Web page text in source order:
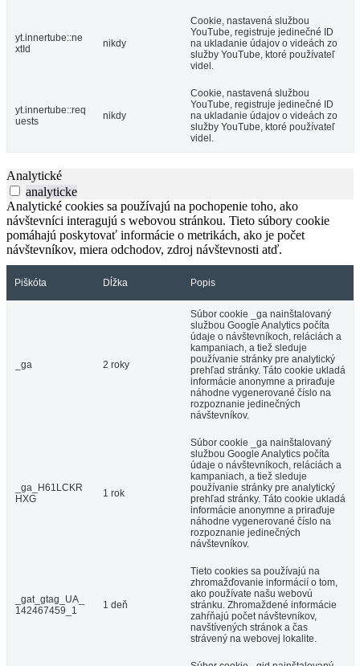
yt.innertube::ne
xtId
nikdy
Cookie, nastavená službou
YouTube, registruje jedinečné ID
na ukladanie údajov o videách zo
služby YouTube, ktoré používateľ
videl.
yt.innertube::req
uests
nikdy
Cookie, nastavená službou
YouTube, registruje jedinečné ID
na ukladanie údajov o videách zo
služby YouTube, ktoré používateľ
videl.
Analytické
analyticke
Analytické cookies sa používajú na pochopenie toho, ako
návštevníci interagujú s webovou stránkou. Tieto súbory cookie
pomáhajú poskytovať informácie o metrikách, ako je počet
návštevníkov, miera odchodov, zdroj návštevnosti atď.
Piškóta Dĺžka Popis
_ga 2 roky
Súbor cookie _ga nainštalovaný
službou Google Analytics počíta
údaje o návštevníkoch, reláciách a
kampaniach, a tiež sleduje
používanie stránky pre analytický
prehľad stránky. Táto cookie ukladá
informácie anonymne a priraďuje
náhodne vygenerované číslo na
rozpoznanie jedinečných
návštevníkov.
_ga_H61LCKR
HXG
1 rok
Súbor cookie _ga nainštalovaný
službou Google Analytics počíta
údaje o návštevníkoch, reláciách a
kampaniach, a tiež sleduje
používanie stránky pre analytický
prehľad stránky. Táto cookie ukladá
informácie anonymne a priraďuje
náhodne vygenerované číslo na
rozpoznanie jedinečných
návštevníkov.
_gat_gtag_UA_
142467459_1
1 deň
Tieto cookies sa používajú na
zhromažďovanie informácií o tom,
ako používate našu webovú
stránku. Zhromaždené informácie
zahŕňajú počet návštevníkov,
navštívených stránok a čas
strávený na webovej lokalite.